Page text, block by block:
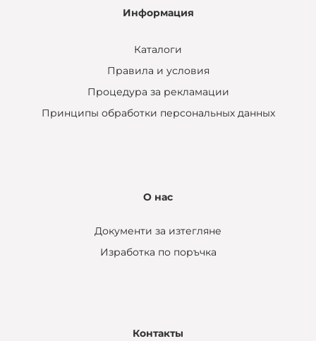
Информация
Каталоги
Правила и условия
Процедура за рекламации
Принципы обработки персональных данных
О нас
Документи за изтегляне
Изработка по поръчка
Контакты